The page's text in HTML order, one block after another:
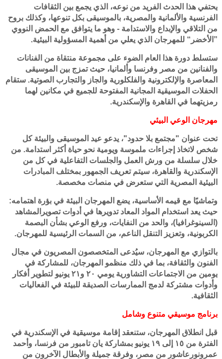
يحتفي هذا الحدث الفريد من نوعه، الذي يجمع بين الثقافات
الفرنسية والألمانية والمصرية، بالموسيقى بكل تنوعها، وكذلك بروح
من التلاقي والإبداع والاستدامة - وهو ما يتوافق مع الحمض النووي
”الأخضر“ للمهرجان الذي يعلي من أهمية المسؤولية البيئية.
ستسلط دورة هذا العام الضوء على مجموعة منتقاة من الفنانات
والفنانين من مصر وفرنسا وألمانيا، حيث تمزج بين الموسيقى
المعاصرة والإلكترونية والفلكلورية والجاز والتجارب الصوتية. ستقام
الحفلات الموسيقية المجانية المفتوحة للجميع في مكانين لهما
رمزيتهما في القاهرة والإسكندرية.
مهرجان الوعي البيئي
تحت عنوان "مجتمع بلا حدود"، يدعو عيد الموسيقى والبيئة كل
شخص لاتخاذ إجراءات ملموسة ويومية نحو حياة أكثر استدامة. من
خلال سلسلة من ورش العمل والجلسات التفاعلية في كل من
الإسكندرية والقاهرة، سيتم تعريف الجمهور بمختلف المبادرات
البيئية المصرية التي ستعرض في منصات مخصصة.
وتماشيًا مع قيمه الأساسية، يضع المهرجان البيئة في بؤرة اهتمامه:
حيث يعد استخدام المواد المعاد تدويرها في أدوات تصويرالمشاهد
(السينوغرافيا)، والحد من النفايات، ورفع الوعي بشأن البصمة
الكربونية، وتعزيز التنقل الناعم، من السمات الرئيسية للمهرجان.
بالتوازي مع المهرجان، سيُدعى المتخصصون المصريون في مجال
الفنون والثقافة، بما في ذلك منظمو المهرجان، للمشاركة في
يومين من الاجتماعات التشاورية يومي ٢۰ و٢۱ يونيو لتطوير أفكار
وأدوات مشتركة لدمج الممارسات الصديقة للبيئة في الفعاليات
الثقافية.
برنامج موسيقي متنوع وشامل
قبل انطلاق المهرجان، ستنعقد إقامة موسيقية في الإسكندرية في
الفترة من ۱٥ إلى ۱٩ يونيو بمشاركة يان تامبور من فرنسا، وأحمد
عمرونورعاشور من مصر، وفرقة جميلة والأبطال الآخرون من